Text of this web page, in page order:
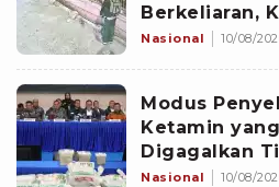
Berkeliaran,
Sayembara
Nasional 10/08/
Modus
Ketamin
Digagalkan
Gabungan di
Nasional 10/08/